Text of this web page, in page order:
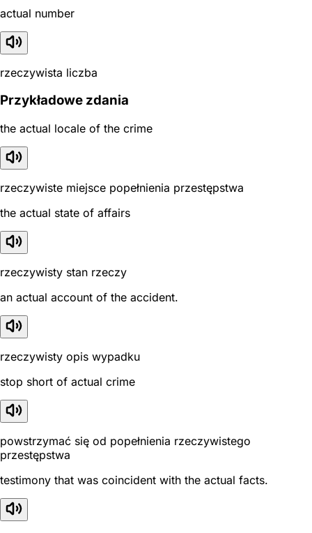
actual number
rzeczywista liczba
Przykładowe zdania
the actual locale of the crime
rzeczywiste miejsce popełnienia przestępstwa
the actual state of affairs
rzeczywisty stan rzeczy
an actual account of the accident.
rzeczywisty opis wypadku
stop short of actual crime
powstrzymać się od popełnienia rzeczywistego
przestępstwa
testimony that was coincident with the actual facts.